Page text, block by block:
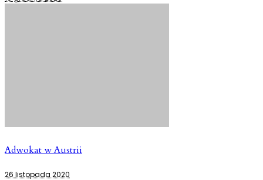
Adwokat w Austrii
26 listopada 2020